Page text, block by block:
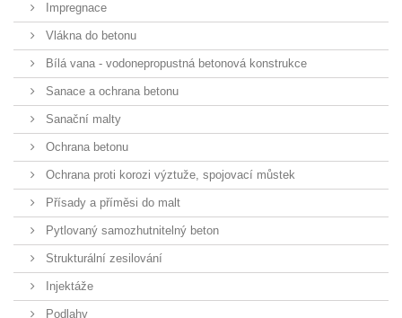
Impregnace
Vlákna do betonu
Bílá vana - vodonepropustná betonová konstrukce
Sanace a ochrana betonu
Sanační malty
Ochrana betonu
Ochrana proti korozi výztuže, spojovací můstek
Přísady a příměsi do malt
Pytlovaný samozhutnitelný beton
Strukturální zesilování
Injektáže
Podlahy